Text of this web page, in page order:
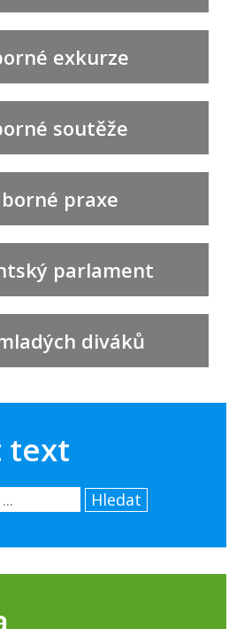
exkurze
soutěže
praxe
parlament
diváků
text
Hledat